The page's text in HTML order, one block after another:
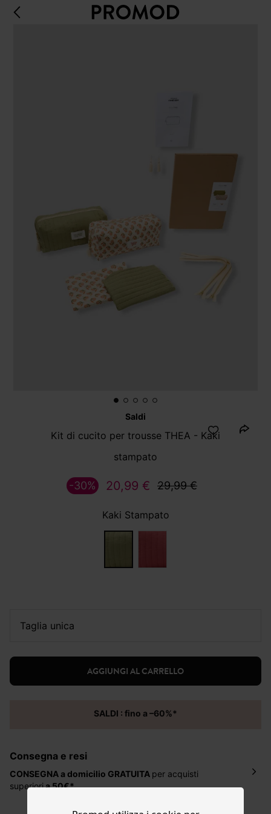
Saldi
Kit di cucito per trousse THEA - Kaki
stampato
20,99 € 29,99 €
-30%
Kaki Stampato
taglia unica
AGGIUNGI AL CARRELLO
SALDI : fino a –60%*
Consegna e resi
CONSEGNA a domicilio GRATUITA per acquisti
superioria 50€*